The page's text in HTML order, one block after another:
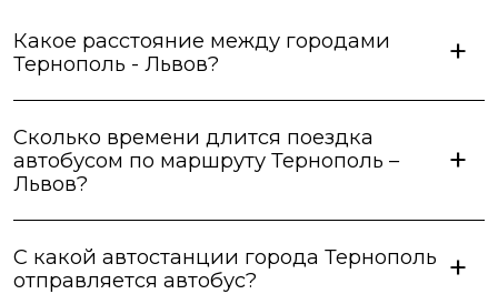
Какое расстояние между городами
Тернополь - Львов?
Сколько времени длится поездка
автобусом по маршруту Тернополь –
Львов?
С какой автостанции города Тернополь
отправляется автобус?